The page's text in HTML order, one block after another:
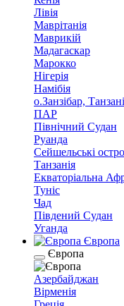
Лівія
Маврітанія
Маврикій
Мадагаскар
Марокко
Нігерія
Намібія
о.Занзібар,
ПАР
Північний Судан
Руанда
Сейшельські
Танзанія
Екваторіальна
Туніс
Чад
Південий Судан
Уганда
Європа
Європа
Азербайджан
Вірменія